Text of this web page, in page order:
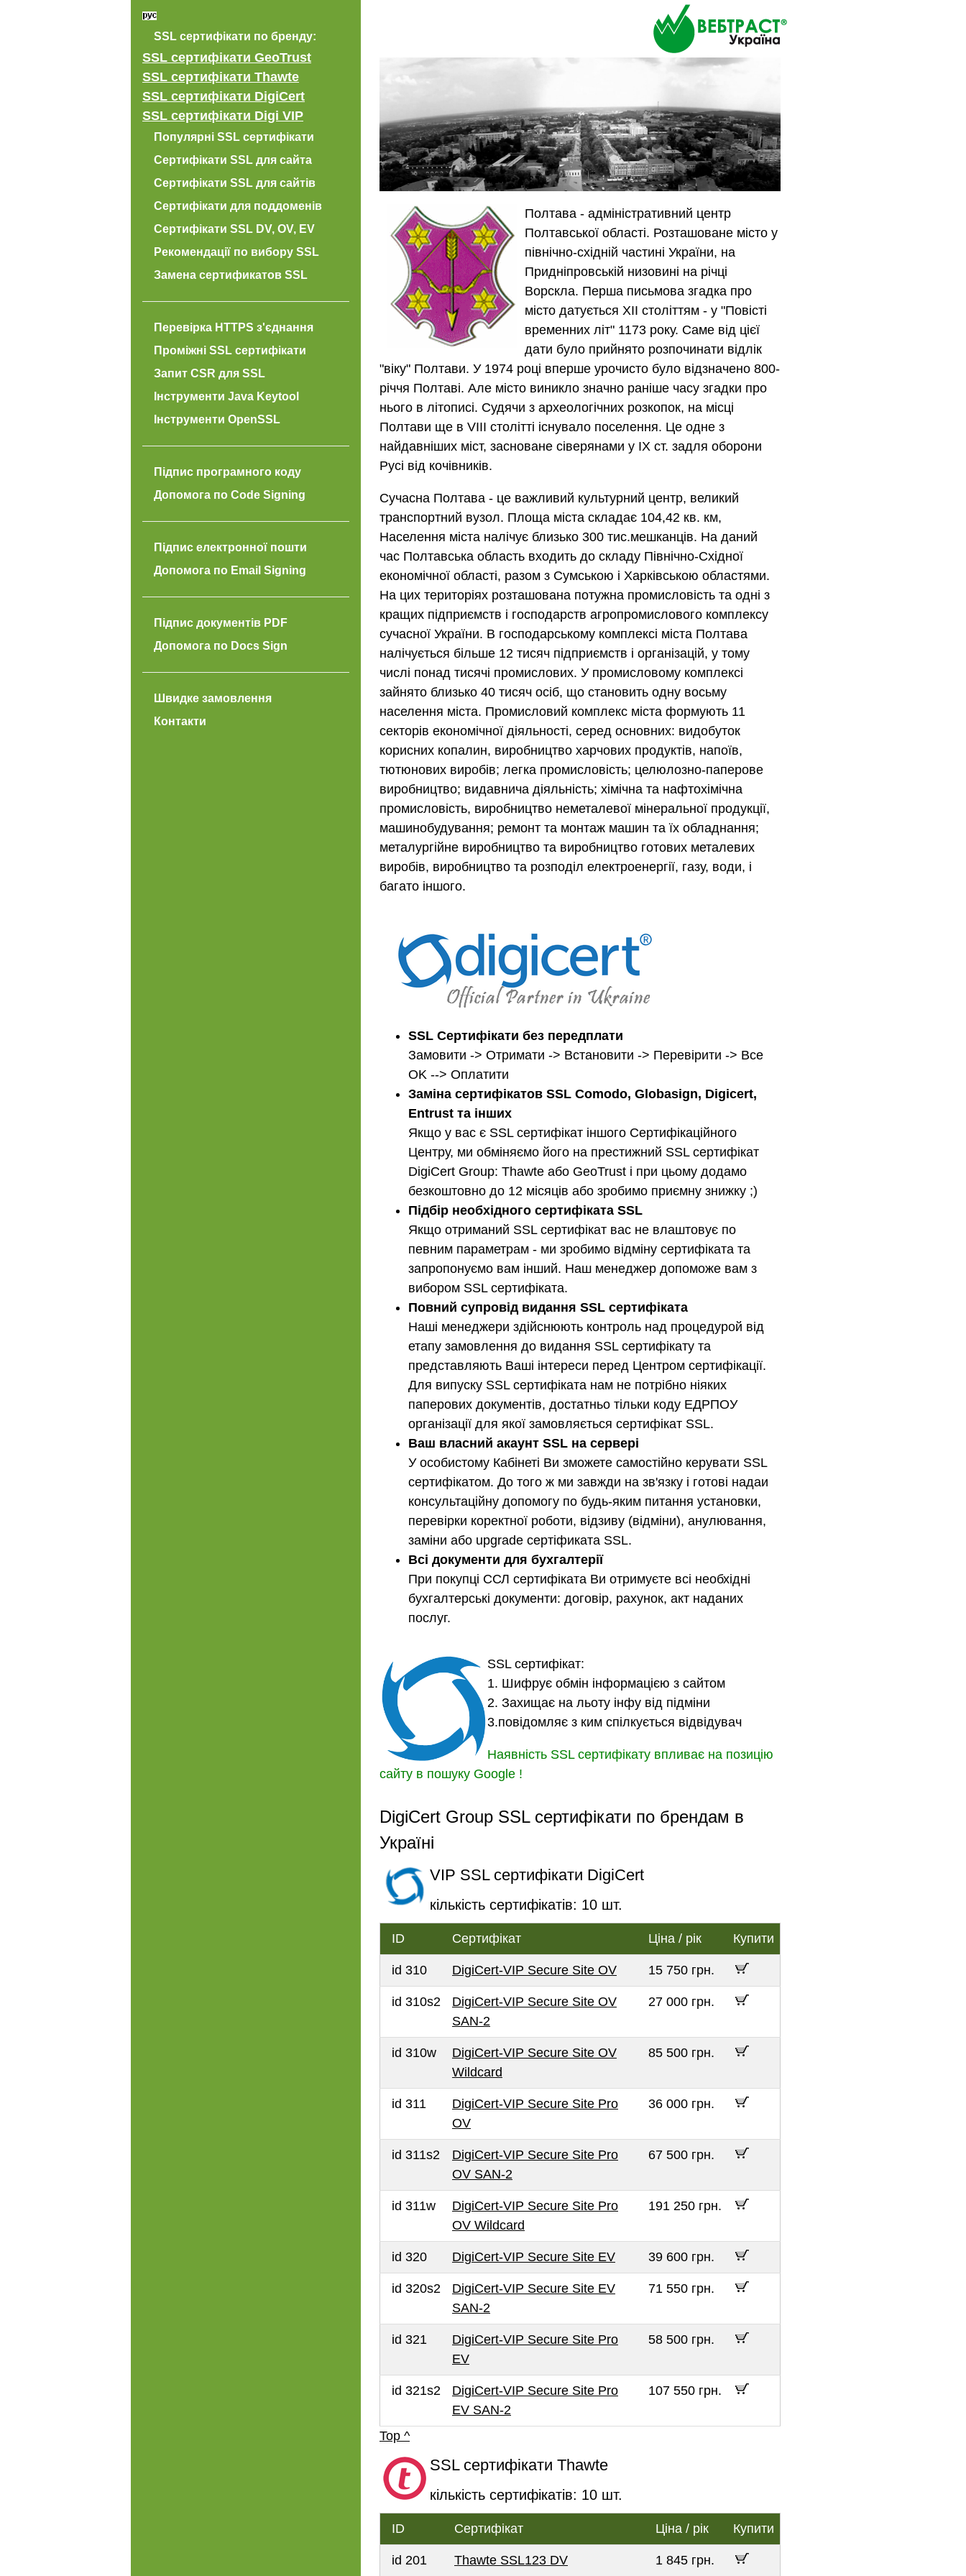
SSL сертифікати по бренду:
SSL сертифікати GeoTrust
SSL сертифікати Thawte
SSL сертифікати DigiCert
SSL сертифікати Digi VIP
Популярні SSL сертифікати
Сертифікати SSL для сайта
Сертифікати SSL для сайтів
Сертифікати для поддоменів
Сертифікати SSL DV, OV, EV
Рекомендації по вибору SSL
Замена сертификатов SSL
Перевірка HTTPS з'єднання
Проміжні SSL сертифікати
Запит CSR для SSL
Інструменти Java Keytool
Інструменти OpenSSL
Підпис програмного коду
Допомога по Code Signing
Підпис електронної пошти
Допомога по Email Signing
Підпис документів PDF
Допомога по Docs Sign
Швидке замовлення
Контакти
Полтава - адміністративний центр
Полтавської області. Розташоване місто у
північно-східній частині України, на
Придніпровській низовині на річці
Ворскла. Перша письмова згадка про
місто датується XII століттям - у "Повісті
временних літ" 1173 року. Саме від цієї
дати було прийнято розпочинати відлік
"віку" Полтави. У 1974 році вперше урочисто було відзначено 800-
річчя Полтаві. Але місто виникло значно раніше часу згадки про
нього в літописі. Судячи з археологічних розкопок, на місці
Полтави ще в VIII столітті існувало поселення. Це одне з
найдавніших міст, засноване сіверянами у IX ст. задля оборони
Русі від кочівників.
Сучасна Полтава - це важливий культурний центр, великий
транспортний вузол. Площа міста складає 104,42 кв. км,
Населення міста налічує близько 300 тис.мешканців. На даний
час Полтавська область входить до складу Північно-Східної
економічної області, разом з Сумською і Харківською областями.
На цих територіях розташована потужна промисловість та одні з
кращих підприємств і господарств агропромислового комплексу
сучасної України. В господарському комплексі міста Полтава
налічується більше 12 тисяч підприємств і організацій, у тому
числі понад тисячі промислових. У промисловому комплексі
зайнято близько 40 тисяч осіб, що становить одну восьму
населення міста. Промисловий комплекс міста формують 11
секторів економічної діяльності, серед основних: видобуток
корисних копалин, виробництво харчових продуктів, напоїв,
тютюнових виробів; легка промисловість; целюлозно-паперове
виробництво; видавнича діяльність; хімічна та нафтохімічна
промисловість, виробництво неметалевої мінеральної продукції,
машинобудування; ремонт та монтаж машин та їх обладнання;
металургійне виробництво та виробництво готових металевих
виробів, виробництво та розподіл електроенергії, газу, води, і
багато іншого.
SSL Сертифікати без передплати
Замовити -> Отримати -> Встановити -> Перевірити -> Все
OK --> Оплатити
Заміна сертифікатов SSL Comodo, Globasign, Digicert,
Entrust та інших
Якщо у вас є SSL сертифікат іншого Сертифікаційного
Центру, ми обміняємо його на престижний SSL сертифікат
DigiCert Group: Thawte або GeoTrust і при цьому додамо
безкоштовно до 12 місяців або зробимо приємну знижку ;)
Підбір необхідного сертифіката SSL
Якщо отриманий SSL сертифікат вас не влаштовує по
певним параметрам - ми зробимо відміну сертифіката та
запропонуємо вам інший. Наш менеджер допоможе вам з
вибором SSL сертифіката.
Повний супровід видання SSL сертифіката
Наші менеджери здійснюють контроль над процедурой від
етапу замовлення до видання SSL сертифікату та
представляють Ваші інтереси перед Центром сертифікації.
Для випуску SSL сертифіката нам не потрібно ніяких
паперових документів, достатньо тільки коду ЕДРПОУ
організації для якої замовляється сертифікат SSL.
Ваш власний акаунт SSL на сервері
У особистому Кабінеті Ви зможете самостійно керувати SSL
сертифікатом. До того ж ми завжди на зв'язку і готові надаи
консультаційну допомогу по будь-яким питання установки,
перевірки коректної роботи, відзиву (відміни), анулювання,
заміни або upgrade сертіфиката SSL.
Всі документи для бухгалтерії
При покупці ССЛ сертифіката Ви отримуєте всі необхідні
бухгалтерські документи: договір, рахунок, акт наданих
послуг.
SSL сертифікат:
1. Шифрує обмін інформацією з сайтом
2. Захищає на льоту інфу від підміни
3.повідомляє з ким спілкується відвідувач
Наявність SSL сертифікату впливає на позицію
сайту в пошуку Google !
DigiCert Group SSL сертифікати по брендам в
Україні
VIP SSL сертифікати DigiCert
кількість сертифікатів: 10 шт.
ID Сертифікат Ціна / рік Купити
id 310 DigiCert-VIP Secure Site OV 15 750 грн.
id 310s2
DigiCert-VIP Secure Site OV
SAN-2
27 000 грн.
id 310w
DigiCert-VIP Secure Site OV
Wildcard
85 500 грн.
id 311
DigiCert-VIP Secure Site Pro
OV
36 000 грн.
id 311s2
DigiCert-VIP Secure Site Pro
OV SAN-2
67 500 грн.
id 311w
DigiCert-VIP Secure Site Pro
OV Wildcard
191 250 грн.
id 320 DigiCert-VIP Secure Site EV 39 600 грн.
id 320s2
DigiCert-VIP Secure Site EV
SAN-2
71 550 грн.
id 321
DigiCert-VIP Secure Site Pro
EV
58 500 грн.
id 321s2
DigiCert-VIP Secure Site Pro
EV SAN-2
107 550 грн.
Top ^
SSL сертифікати Thawte
кількість сертифікатів: 10 шт.
ID Сертифікат Ціна / рік Купити
id 201 Thawte SSL123 DV 1 845 грн.